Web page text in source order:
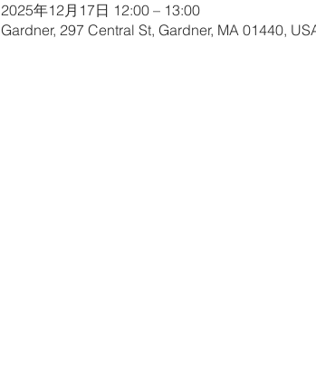
2025年12月17日 12:00 – 13:00
Gardner, 297 Central St, Gardner, MA 01440,